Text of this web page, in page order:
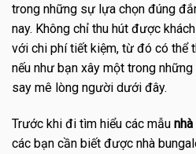
trong những sự lựa chọn đúng
nay. Không chỉ thu hút được
với chi phí tiết kiệm, từ đó có thể
nếu như bạn xây một trong
say mê lòng người dưới đây.
Trước khi đi tìm hiểu các mẫu
các bạn cần biết được nhà